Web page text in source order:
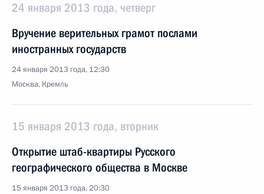
24 января 2013 года, четверг
Вручение верительных грамот послами
иностранных государств
24 января 2013 года, 12:30
Москва, Кремль
15 января 2013 года, вторник
Открытие штаб-квартиры Русского
географического общества в Москве
15 января 2013 года, 20:30